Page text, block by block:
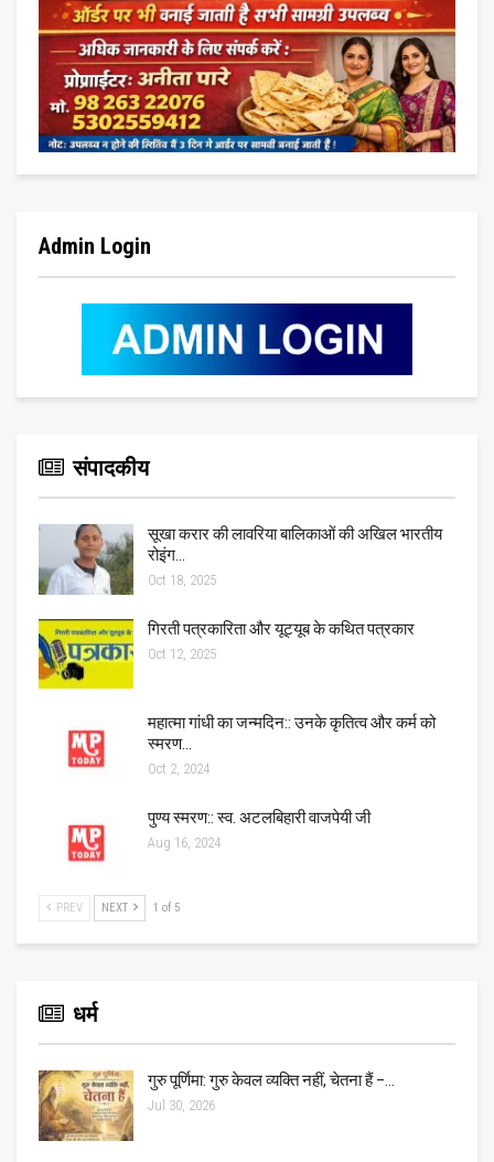
Admin Login
संपादकीय
सूखा करार की लावरिया बालिकाओं की अखिल भारतीय
रोइंग…
Oct 18, 2025
गिरती पत्रकारिता और यूट्यूब के कथित पत्रकार
Oct 12, 2025
महात्मा गांधी का जन्मदिन:: उनके कृतित्व और कर्म को
स्मरण…
Oct 2, 2024
पुण्य स्मरण:: स्व. अटलबिहारी वाजपेयी जी
Aug 16, 2024
PREV NEXT 1 of 5
धर्म
गुरु पूर्णिमा: गुरु केवल व्यक्ति नहीं, चेतना हैं –…
Jul 30, 2026